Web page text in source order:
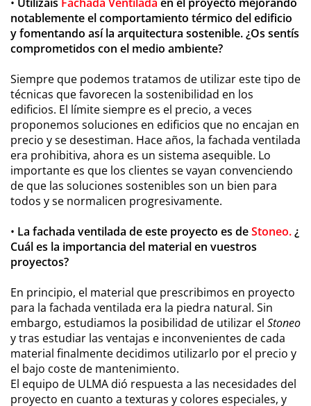
notablemente el comportamiento térmico del edificio
y fomentando así la arquitectura sostenible. ¿Os sentís
comprometidos con el medio ambiente?
Siempre que podemos tratamos de utilizar este tipo de
técnicas que favorecen la sostenibilidad en los
edificios. El límite siempre es el precio, a veces
proponemos soluciones en edificios que no encajan en
precio y se desestiman. Hace años, la fachada ventilada
era prohibitiva, ahora es un sistema asequible. Lo
importante es que los clientes se vayan convenciendo
de que las soluciones sostenibles son un bien para
todos y se normalicen progresivamente.
• La fachada ventilada de este proyecto es deStoneo.¿
Cuál es la importancia del material en vuestros
proyectos?
En principio, el material que prescribimos en proyecto
para la fachada ventilada era la piedra natural. Sin
embargo, estudiamos la posibilidad de utilizar el Stoneo
y tras estudiar las ventajas e inconvenientes de cada
material finalmente decidimos utilizarlo por el precio y
el bajo coste de mantenimiento.
El equipo de ULMA dió respuesta a las necesidades del
proyecto en cuanto a texturas y colores especiales, y